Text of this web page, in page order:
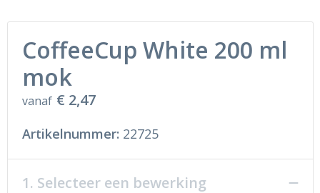
Schoenen
Hoofdbescherming
Gehoorbescherming
Ademhalingsbescherming
Gilets
CoffeeCup White 200 ml
mok
vanaf € 2,47
Artikelnummer: 22725
1. Selecteer een bewerking